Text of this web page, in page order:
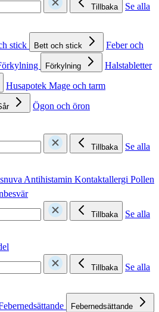
Tillbaka
Se alla
stick Bett och stick
Feber och
Förkylning
Halstabletter
Husapotek Mage och tarm
Ögon och öron
Tillbaka
Se alla
Antihistamin Kontaktallergi Pollen
Tillbaka
Se alla
Tillbaka
Se alla
Febernedsättande